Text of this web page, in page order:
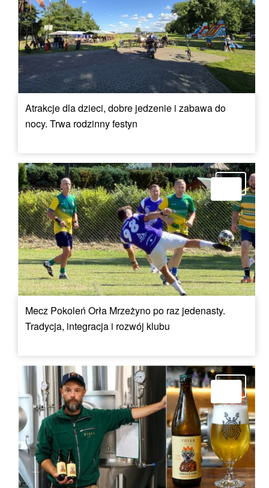
Atrakcje dla dzieci, dobre jedzenie i zabawa do
nocy. Trwa rodzinny festyn
Mecz Pokoleń Orła Mrzeżyno po raz jedenasty.
Tradycja, integracja i rozwój klubu